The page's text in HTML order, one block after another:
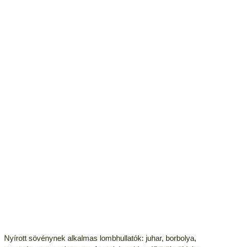
Nyírott sövénynek alkalmas lombhullatók: juhar, borbolya,